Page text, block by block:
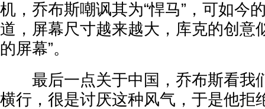
机，乔布斯嘲讽其为“悍马”，可如今
道，屏幕尺寸越来越大，库克的创意
的屏幕”。
最后一点关于中国，乔布斯看我
横行，很是讨厌这种风气，于是他拒